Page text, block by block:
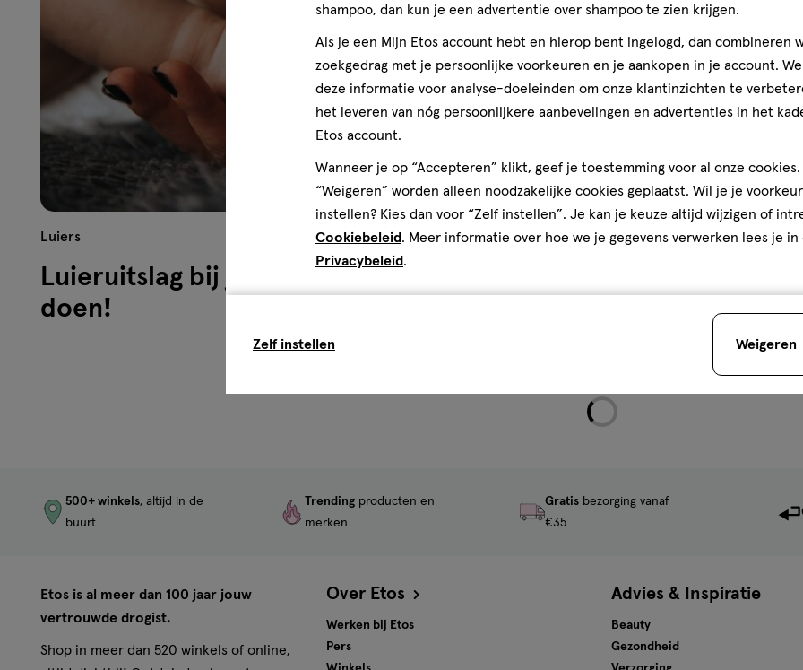
Luiers
Luieruitslag bij je baby? Dit kan je eraan
doen!
Luiers
Luiers:
500+ winkels, altijd in de
buurt
Trending producten en
merken
Gratisbezorging vanaf
€35
Etos is al meer dan 100 jaar jouw
vertrouwde drogist.
Shop in meer dan 520 winkels of online,
Over Etos
Werken bij Etos
Pers
Advies & Inspiratie
Beauty
Gezondheid
shampoo, dan kun je een advertentie over shampoo te zien krijgen.
Als je een Mijn Etos account hebt en hierop bent ingelogd, dan combineren
zoekgedrag met je persoonlijke voorkeuren en je aankopen in je account.
deze informatie voor analyse-doeleinden om onze klantinzichten te
het leveren van nóg persoonlijkere aanbevelingen en advertenties in het
Etos account.
Wanneer je op “Accepteren” klikt, geef je toestemming voor al onze cookies.
“Weigeren” worden alleen noodzakelijke cookies geplaatst. Wil je je
instellen? Kies dan voor “Zelf instellen”. Je kan je keuze altijd wijzigen of
Cookiebeleid. Meer informatie over hoe we je gegevens verwerken lees je in
Privacybeleid.
Zelf instellen Weigeren